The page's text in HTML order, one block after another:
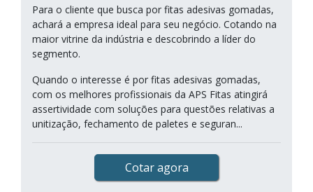
Para o cliente que busca por fitas adesivas gomadas,
achará a empresa ideal para seu negócio. Cotando na
maior vitrine da indústria e descobrindo a líder do
segmento.
Quando o interesse é por fitas adesivas gomadas,
com os melhores profissionais da APS Fitas atingirá
assertividade com soluções para questões relativas a
unitização, fechamento de paletes e seguran...
Cotar agora